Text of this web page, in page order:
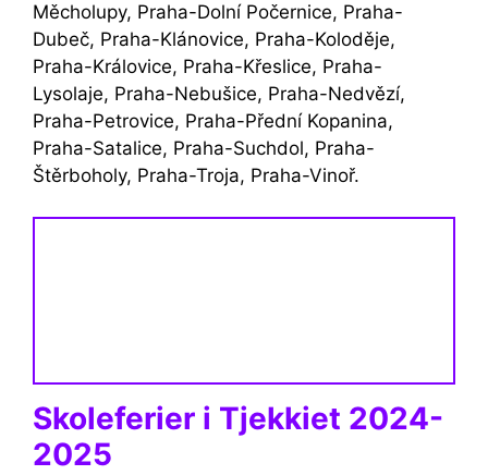
Měcholupy, Praha-Dolní Počernice, Praha-
Dubeč, Praha-Klánovice, Praha-Koloděje,
Praha-Královice, Praha-Křeslice, Praha-
Lysolaje, Praha-Nebušice, Praha-Nedvězí,
Praha-Petrovice, Praha-Přední Kopanina,
Praha-Satalice, Praha-Suchdol, Praha-
Štěrboholy, Praha-Troja, Praha-Vinoř.
Skoleferier i Tjekkiet 2024-
2025